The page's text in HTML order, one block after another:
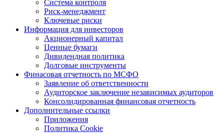
Система контроля
Риск-менеджмент
Ключевые риски
Информация для инвесторов
Акционерный капитал
Ценные бумаги
Дивидендная политика
Долговые инструменты
Финасовая отчетность по МСФО
Заявление об ответственности
Аудиторское заключение независимых аудиторов
Консолидированная финансовая отчетность
Дополнительные ссылки
Приложения
Политика Cookie